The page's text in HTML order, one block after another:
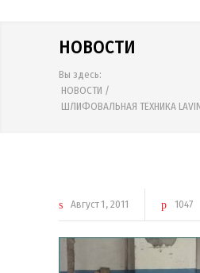
НОВОСТИ
Вы здесь:
НОВОСТИ /
ШЛИФОВАЛЬНАЯ ТЕХНИКА
Август1 2011 1047